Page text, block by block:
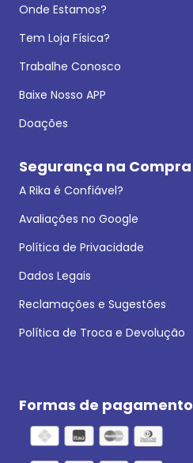
Onde Estamos?
Tem Loja Física?
Trabalhe Conosco
Baixe Nosso APP
Doações
Segurança na Compra
A Rika é Confiável?
Avaliações no Google
Política de Privacidade
Dados Legais
Reclamações e Sugestões
Política de Troca e Devolução
Formas de pagamento